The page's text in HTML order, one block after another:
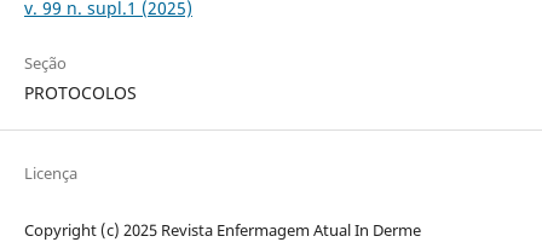
v. 99 n. supl.1 (2025)
Seção
PROTOCOLOS
Licença
Copyright (c) 2025 Revista Enfermagem Atual In Derme